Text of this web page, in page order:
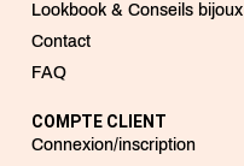
Lookbook & Conseils bijoux
Contact
FAQ
COMPTE CLIENT
Connexion/inscription